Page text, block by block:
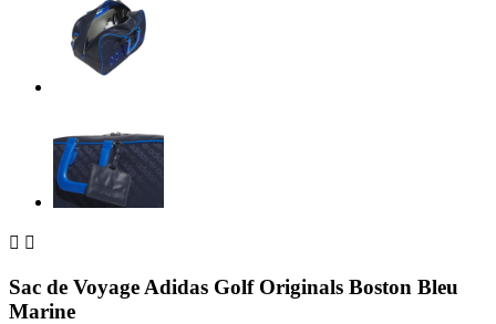
 
Sac de Voyage Adidas Golf Originals Boston Bleu
Marine